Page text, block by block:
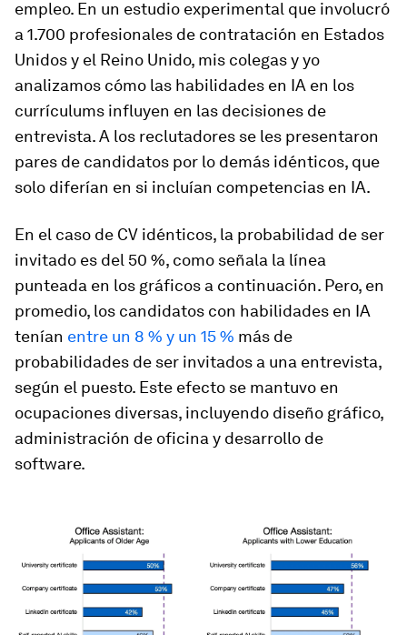
empleo. En un estudio experimental que involucró
a 1.700 profesionales de contratación en Estados
Unidos y el Reino Unido, mis colegas y yo
analizamos cómo las habilidades en IA en los
currículums influyen en las decisiones de
entrevista. A los reclutadores se les presentaron
pares de candidatos por lo demás idénticos, que
solo diferían en si incluían competencias en IA.
En el caso de CV idénticos, la probabilidad de ser
invitado es del 50 %, como señala la línea
punteada en los gráficos a continuación. Pero, en
promedio, los candidatos con habilidades en IA
tenían entre un 8 % y un 15 % más de
probabilidades de ser invitados a una entrevista,
según el puesto. Este efecto se mantuvo en
ocupaciones diversas, incluyendo diseño gráfico,
administración de oficina y desarrollo de
software.